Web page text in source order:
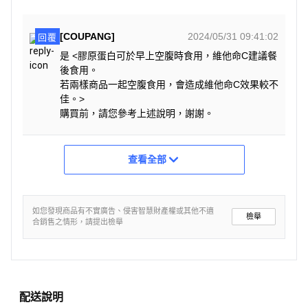
回覆 [COUPANG]
2024/05/31 09:41:02
是 <膠原蛋白可於早上空腹時食用，維他命C建議餐
後食用。
若兩樣商品一起空腹食用，會造成維他命C效果較不
佳。>
購買前，請您參考上述說明，謝謝。
查看全部
如您發現商品有不實廣告、侵害智慧財產權或其他不適
合銷售之情形，請提出檢舉
檢舉
配送說明